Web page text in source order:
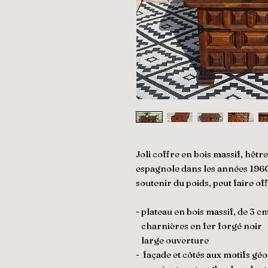
Joli coffre en bois massif,
espagnole dans les années
soutenir du poids, peut faire
- plateau en bois massif, de 3
charnières en fer forgé noir
large ouverture
- façade et côtés aux motifs